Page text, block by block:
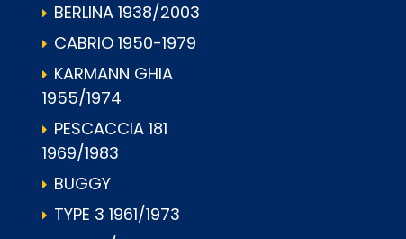
BERLINA 1938/2003
CABRIO 1950-1979
KARMANN GHIA
1955/1974
PESCACCIA 181
1969/1983
BUGGY
TYPE 3 1961/1973